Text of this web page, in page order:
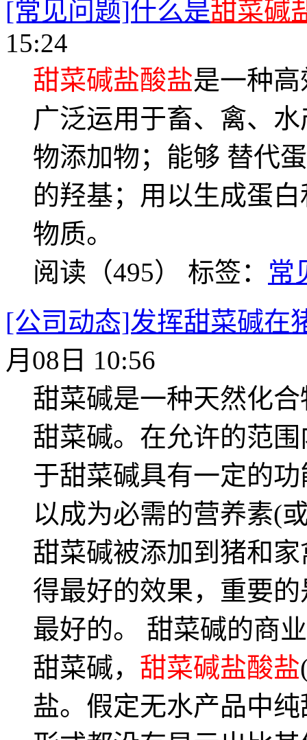
[常见问题]什么是甜菜碱
15:24
甜菜碱盐酸盐是一种
广泛运用于畜、禽、
物添加物；能够 替代
的羟基；用以生成蛋
物质。
阅读（495） 标签： 常
[公司动态]发挥甜菜碱在
月08日 10:56
甜菜碱是一种天然化
甜菜碱。在允许的范
于甜菜碱具有一定的
以成为必需的营养素(
甜菜碱被添加到猪和
得最好的效果，重要
最好的。 甜菜碱的商
甜菜碱， 甜菜碱盐酸盐
盐。假定无水产品中